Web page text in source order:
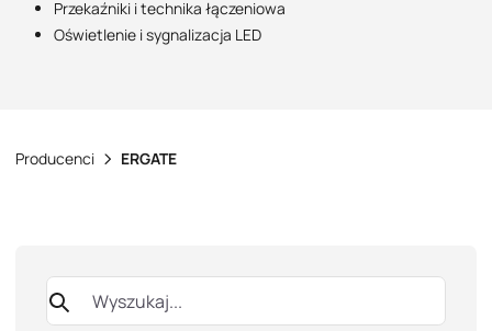
Przekaźniki i technika łączeniowa
Oświetlenie i sygnalizacja LED
Producenci ERGATE